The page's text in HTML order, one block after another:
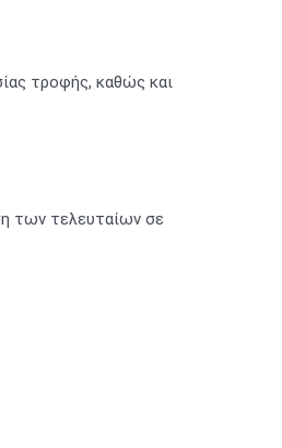
τροφής, καθώς και
των τελευταίων σε